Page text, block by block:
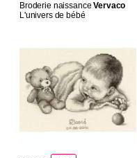
Broderie naissanceVervaco
L'univers de bébé